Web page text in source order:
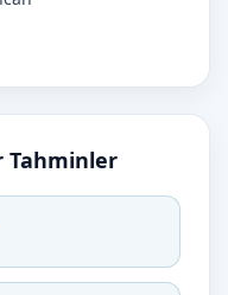
Tahminler